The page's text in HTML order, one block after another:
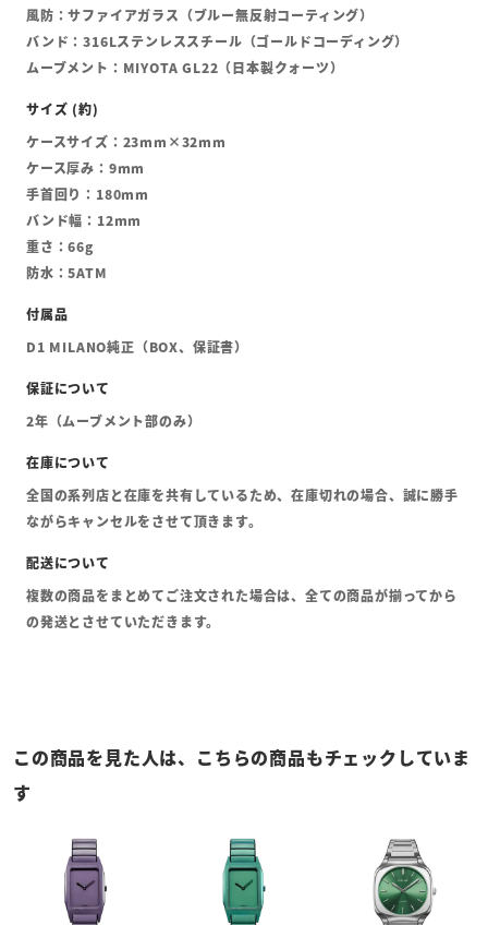
風防：サファイアガラス（ブルー無反射コーティング）
バンド：316Lステンレススチール（ゴールドコーディング）
ムーブメント：MIYOTA GL22（日本製クォーツ）
ケースサイズ：23mm×32mm
ケース厚み：9mm
手首回り：180mm
バンド幅：12mm
重さ：66g
防水：5ATM
D1 MILANO純正（BOX、保証書）
2年（ムーブメント部のみ）
全国の系列店と在庫を共有しているため、在庫切れの場合、誠に勝手
ながらキャンセルをさせて頂きます。
複数の商品をまとめてご注文された場合は、全ての商品が揃ってから
の発送とさせていただきます。
この商品を見た人は、こちらの商品もチェックしていま
す